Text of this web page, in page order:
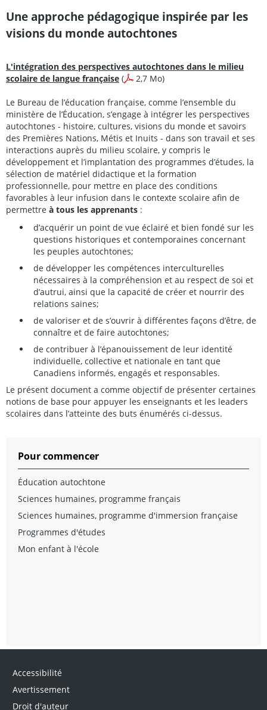
Une approche pédagogique inspirée par les
visions du monde autochtones
L'intégration des perspectives autochtones dans le milieu
scolaire de langue française ( 2,7 Mo)
Le Bureau de l’éducation française, comme l’ensemble du
ministère de l’Éducation, s’engage à intégrer les perspectives
autochtones - histoire, cultures, visions du monde et savoirs
des Premières Nations, Métis et Inuits - dans son travail et ses
interactions auprès du milieu scolaire, y compris le
développement et l’implantation des programmes d’études, la
sélection de matériel didactique et la formation
professionnelle, pour mettre en place des conditions
favorables à leur infusion dans le contexte scolaire afin de
permettre à tous les apprenants :
d’acquérir un point de vue éclairé et bien fondé sur les
questions historiques et contemporaines concernant
les peuples autochtones;
de développer les compétences interculturelles
nécessaires à la compréhension et au respect de soi et
d’autrui, ainsi que la capacité de créer et nourrir des
relations saines;
de valoriser et de s’ouvrir à différentes façons d’être, de
connaître et de faire autochtones;
de contribuer à l’épanouissement de leur identité
individuelle, collective et nationale en tant que
Canadiens informés, engagés et responsables.
Le présent document a comme objectif de présenter certaines
notions de base pour appuyer les enseignants et les leaders
scolaires dans l’atteinte des buts énumérés ci-dessus.
Pour commencer
Éducation autochtone
Sciences humaines, programme français
Sciences humaines, programme d'immersion française
Programmes d'études
Mon enfant à l'école
Accessibilité
Avertissement
Droit d'auteur